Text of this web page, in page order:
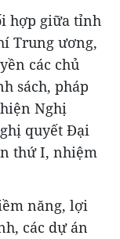
hợp giữa tỉnh
Trung ương,
các chủ
sách, pháp
Nghị
quyết Đại
thứ I, nhiệm
năng, lợi
các dự án